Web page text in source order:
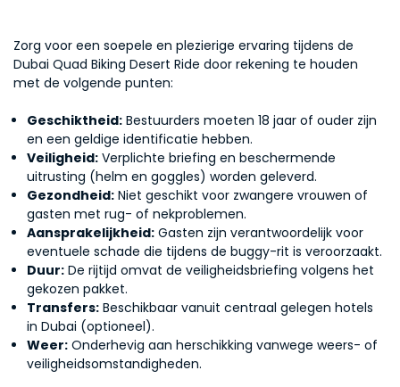
Zorg voor een soepele en plezierige ervaring tijdens de
Dubai Quad Biking Desert Ride door rekening te houden
met de volgende punten:
Geschiktheid: Bestuurders moeten 18 jaar of ouder zijn
en een geldige identificatie hebben.
Veiligheid: Verplichte briefing en beschermende
uitrusting (helm en goggles) worden geleverd.
Gezondheid: Niet geschikt voor zwangere vrouwen of
gasten met rug- of nekproblemen.
Aansprakelijkheid: Gasten zijn verantwoordelijk voor
eventuele schade die tijdens de buggy-rit is veroorzaakt.
Duur: De rijtijd omvat de veiligheidsbriefing volgens het
gekozen pakket.
Transfers: Beschikbaar vanuit centraal gelegen hotels
in Dubai (optioneel).
Weer: Onderhevig aan herschikking vanwege weers- of
veiligheidsomstandigheden.